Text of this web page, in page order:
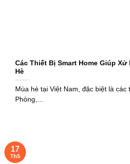
Các Thiết Bị Smart Home Giúp
Hè
Mùa hè tại Việt Nam, đặc biệt là
Phòng,...
17
Th5